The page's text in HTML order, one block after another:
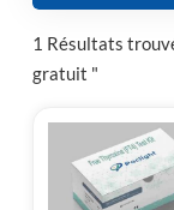
1 Résultats
gratuit "